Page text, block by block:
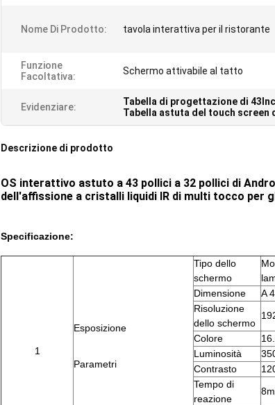
Nome Di Prodotto: tavola interattiva per il ristorante
Funzione
Facoltativa:
Schermo attivabile al tatto
Evidenziare: Tabella di progettazione di
Tabella astuta del touch screen
Descrizione di prodotto
OS interattivo astuto a 43 pollici a 32 pollici di
dell'affissione a cristalli liquidi IR di multi tocco per
Specificazione:
1
Esposizione
Parametri
Tipo dello
schermo
Dimensione
A
Risoluzione
dello schermo
Colore
Luminosità
Contrasto
Tempo di
reazione